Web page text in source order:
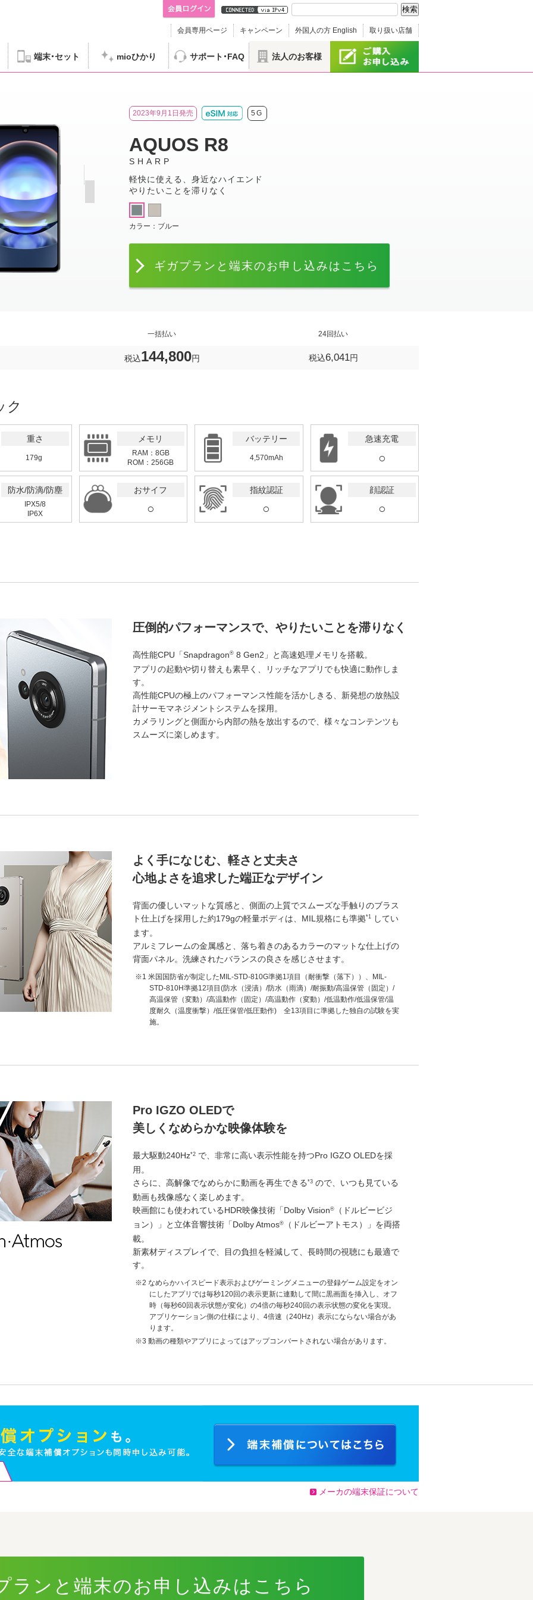
会員専用ページ キャンペーン 外国人の方 English 取り扱い店舗
端末 セット mioひかり サポート FAQ 法人のお客様
2023年9月1日発売 5G
AQUOS R8
SHARP
軽快に使える、身近なハイエンド
やりたいことを滞りなく
カラー： ブルー
ギガプランと端末のお申し込みはこちら
一括払い 24回払い
税込144,800円 税込6,041円
ク
重さ
179g
メモリ
RAM：8GB
ROM：256GB
バッテリー
4,570mAh
急速充電
○
防水/防滴/防塵
IPX5/8
IP6X
おサイフ
○
指紋認証
○
顔認証
○
圧倒的パフォーマンスで、やりたいことを滞りなく
高性能CPU「Snapdragon® 8 Gen2」と高速処理メモリを搭載。
アプリの起動や切り替えも素早く、リッチなアプリでも快適に動作しま
す。
高性能CPUの極上のパフォーマンス性能を活かしきる、新発想の放熱設
計サーモマネジメントシステムを採用。
カメラリングと側面から内部の熱を放出するので、様々なコンテンツも
スムーズに楽しめます。
よく手になじむ、軽さと丈夫さ
心地よさを追求した端正なデザイン
背面の優しいマットな質感と、側面の上質でスムーズな手触りのブラス
ト仕上げを採用した約179gの軽量ボディは、MIL規格にも準拠*1
してい
ます。
アルミフレームの金属感と、落ち着きのあるカラーのマットな仕上げの
背面パネル。洗練されたバランスの良さを感じさせます。
米国国防省が制定したMIL-STD-810G準拠1項目（耐衝撃（落下））、MIL-
STD-810H準拠12項目(防水（浸漬）/防水（雨滴）/耐振動/高温保管（固定）/
高温保管（変動）/高温動作（固定）/高温動作（変動）/低温動作/低温保管/温
度耐久（温度衝撃）/低圧保管/低圧動作) 全13項目に準拠した独自の試験を実
施。
Pro IGZO OLEDで
美しくなめらかな映像体験を
最大駆動240Hz*2 で、非常に高い表示性能を持つPro IGZO OLEDを採
用。
さらに、高解像でなめらかに動画を再生できる *3 ので、いつも見ている
動画も残像感なく楽しめます。
映画館にも使われているHDR映像技術「Dolby Vision®
（ドルビービジ
ョン）」と立体音響技術「Dolby Atmos®
（ドルビーアトモス）」を両搭
載。
新素材ディスプレイで、目の負担を軽減して、長時間の視聴にも最適で
す。
なめらかハイスピード表示およびゲーミングメニューの登録ゲーム設定をオン
にしたアプリでは毎秒120回の表示更新に連動して間に黒画面を挿入し、オフ
時（毎秒60回表示状態が変化）の4倍の毎秒240回の表示状態の変化を実現。
アプリケーション側の仕様により、4倍速（240Hz）表示にならない場合があ
ります。
動画の種類やアプリによってはアップコンバートされない場合があります。
メーカの端末保証について
ランと端末のお申し込みはこちら